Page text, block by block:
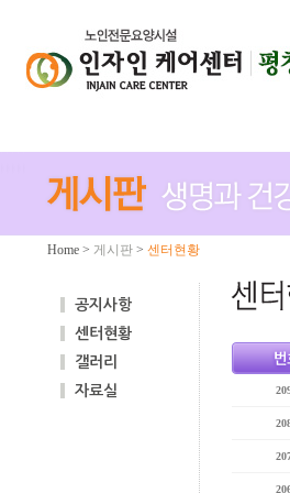
Home > 게시판 > 센터현황
공지사항
센터현황
갤러리
자료실